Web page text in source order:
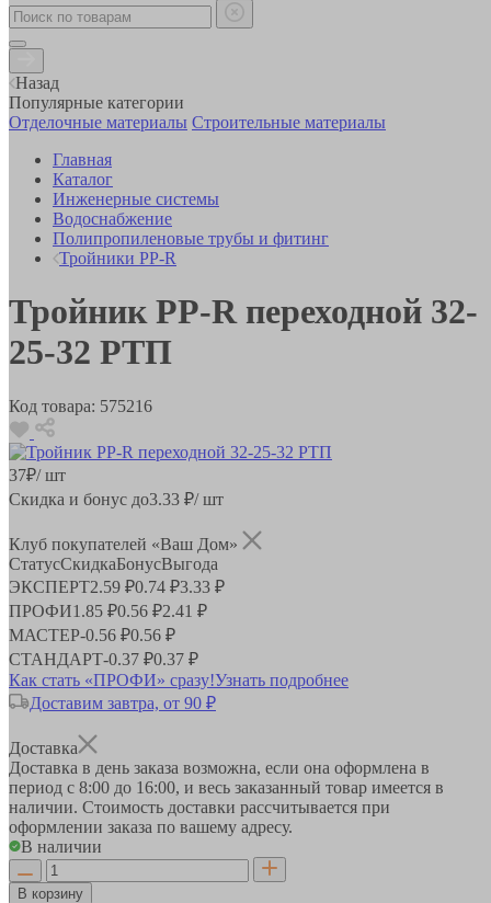
Назад
Популярные категории
Отделочные материалы Строительные материалы
Главная
Каталог
Инженерные системы
Водоснабжение
Полипропиленовые трубы и фитинг
Тройники PP-R
Тройник РР-R переходной 32-
25-32 РТП
Код товара: 575216
37₽/ шт
Скидка и бонус до3.33 ₽/ шт
Клуб покупателей «Ваш Дом»
СтатусСкидкаБонусВыгода
ЭКСПЕРТ2.59 ₽0.74 ₽3.33 ₽
ПРОФИ1.85 ₽0.56 ₽2.41 ₽
МАСТЕР-0.56 ₽0.56 ₽
СТАНДАРТ-0.37 ₽0.37 ₽
Как стать «ПРОФИ» сразу!Узнать подробнее
Доставим завтра, от 90 ₽
Доставка
Доставка в день заказа возможна, если она оформлена в
период с 8:00 до 16:00, и весь заказанный товар имеется в
наличии. Стоимость доставки рассчитывается при
оформлении заказа по вашему адресу.
В наличии
В корзину